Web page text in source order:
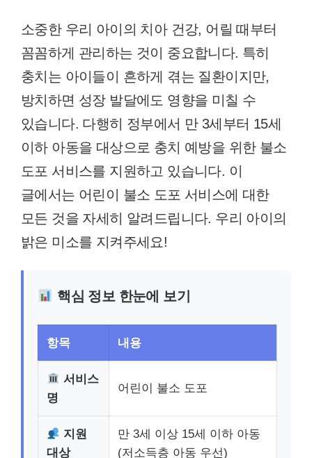
소중한 우리 아이의 치아 건강, 어릴 때부터
꼼꼼하게 관리하는 것이 중요합니다. 특히
충치는 아이들이 흔하게 겪는 질환이지만,
방치하면 성장 발달에도 영향을 미칠 수
있습니다. 다행히 정부에서 만 3세부터 15세
이하 아동을 대상으로 충치 예방을 위한 불소
도포 서비스를 지원하고 있습니다. 이
글에서는 어린이 불소 도포 서비스에 대한
모든 것을 자세히 알려드립니다. 우리 아이의
밝은 미소를 지켜주세요!
핵심 정보 한눈에 보기
항목 내용
서비스
명
어린이 불소 도포
지원
대상
만 3세 이상 15세 이하 아동
(저소득층 아동 우선)